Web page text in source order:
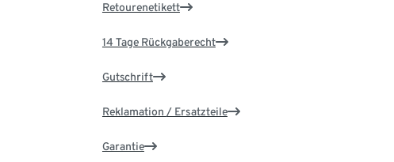
Retourenetikett
14 Tage Rückgaberecht
Gutschrift
Reklamation / Ersatzteile
Garantie